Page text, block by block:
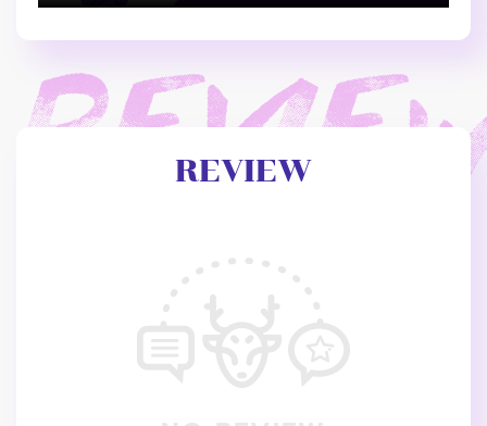
REVIEW